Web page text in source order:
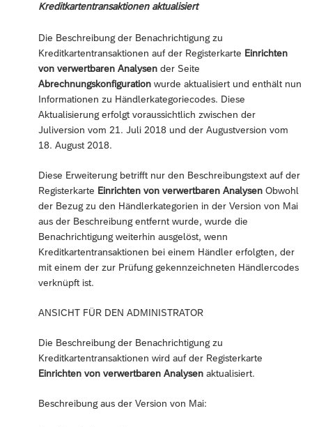
Kreditkartentransaktionen aktualisiert
Die Beschreibung der Benachrichtigung zu
Kreditkartentransaktionen auf der Registerkarte Einrichten
von verwertbaren Analysen der Seite
Abrechnungskonfiguration wurde aktualisiert und enthält nun
Informationen zu Händlerkategoriecodes. Diese
Aktualisierung erfolgt voraussichtlich zwischen der
Juliversion vom 21. Juli 2018 und der Augustversion vom
18. August 2018.
Diese Erweiterung betrifft nur den Beschreibungstext auf der
Registerkarte Einrichten von verwertbaren Analysen Obwohl
der Bezug zu den Händlerkategorien in der Version von Mai
aus der Beschreibung entfernt wurde, wurde die
Benachrichtigung weiterhin ausgelöst, wenn
Kreditkartentransaktionen bei einem Händler erfolgten, der
mit einem der zur Prüfung gekennzeichneten Händlercodes
verknüpft ist.
ANSICHT FÜR DEN ADMINISTRATOR
Die Beschreibung der Benachrichtigung zu
Kreditkartentransaktionen wird auf der Registerkarte
Einrichten von verwertbaren Analysen aktualisiert.
Beschreibung aus der Version von Mai: